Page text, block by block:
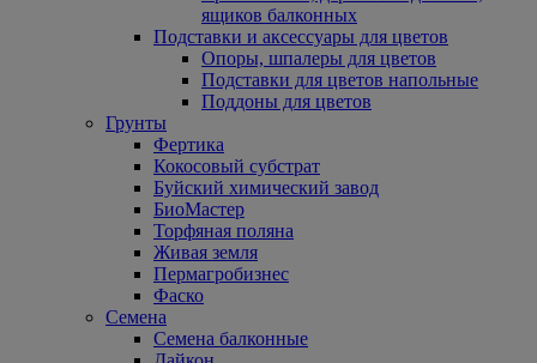
ящиков балконных
Подставки и аксессуары для цветов
Опоры, шпалеры для цветов
Подставки для цветов напольные
Поддоны для цветов
Грунты
Фертика
Кокосовый субстрат
Буйский химический завод
БиоМастер
Торфяная поляна
Живая земля
Пермагробизнес
Фаско
Семена
Семена балконные